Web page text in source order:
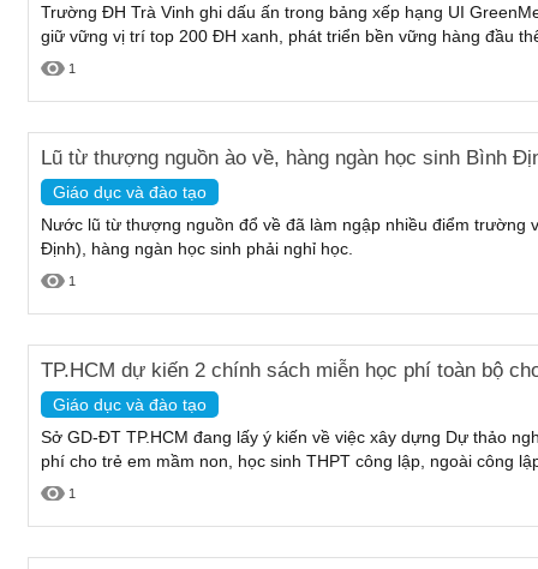
Trường ĐH Trà Vinh ghi dấu ấn trong bảng xếp hạng UI
giữ vững vị trí top 200 ĐH xanh, phát triển bền vững hàng đầu
1
Lũ từ thượng nguồn ào về, hàng ngàn học sinh Bình
Giáo dục và đào tạo
Nước lũ từ thượng nguồn đổ về đã làm ngập nhiều điểm trường
Định), hàng ngàn học sinh phải nghỉ học.
1
TP.HCM dự kiến 2 chính sách miễn học phí toàn bộ
Giáo dục và đào tạo
Sở GD-ĐT TP.HCM đang lấy ý kiến về việc xây dựng Dự thảo
phí cho trẻ em mầm non, học sinh THPT công lập, ngoài công
1